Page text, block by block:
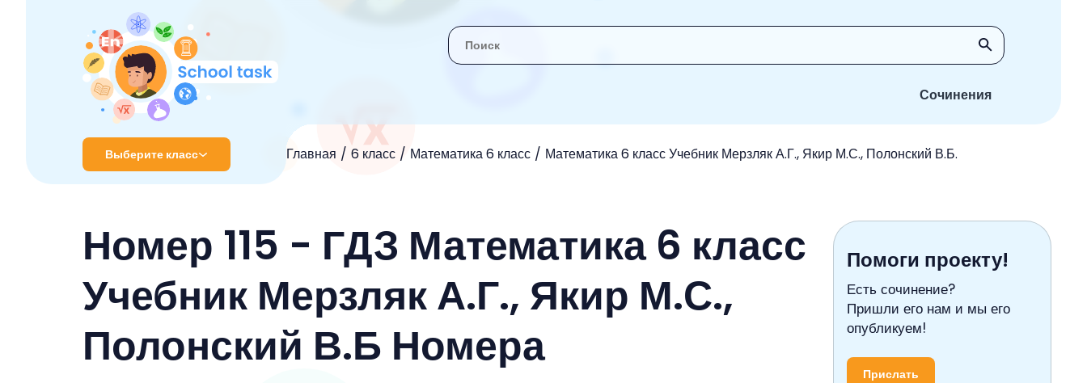
Сочинения
Выберите класс Главная 6 класс Математика 6 класс Математика 6 класс Учебник Мерзляк А.Г., Якир М.С., Полонский В.Б.
2 класс
4 класс
5 класс
Номер 115 - ГДЗ Математика 6 класс
Учебник Мерзляк А.Г., Якир М.С.,
Полонский В.Б Номера
Помоги проекту!
Есть сочинение?
Пришли его нам и мы его
опубликуем!
Прислать